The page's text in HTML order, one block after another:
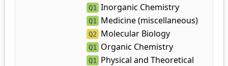
Q1 Inorganic Chemistry
Q1 Medicine (miscellaneous)
Q2 Molecular Biology
Q1 Organic Chemistry
Q1
Physical and Theoretical